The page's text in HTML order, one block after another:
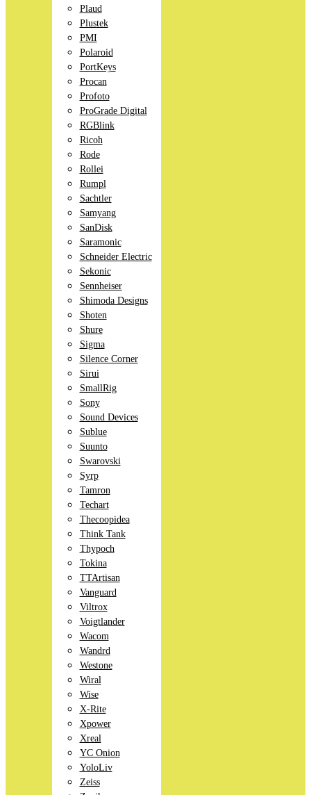
Plaud
Plustek
PMI
Polaroid
PortKeys
Procan
Profoto
ProGrade Digital
RGBlink
Ricoh
Rode
Rollei
Rumpl
Sachtler
Samyang
SanDisk
Saramonic
Schneider Electric
Sekonic
Sennheiser
Shimoda Designs
Shoten
Shure
Sigma
Silence Corner
Sirui
SmallRig
Sony
Sound Devices
Sublue
Suunto
Swarovski
Syrp
Tamron
Techart
Thecoopidea
Think Tank
Thypoch
Tokina
TTArtisan
Vanguard
Viltrox
Voigtlander
Wacom
Wandrd
Westone
Wiral
Wise
X-Rite
Xpower
Xreal
YC Onion
YoloLiv
Zeiss